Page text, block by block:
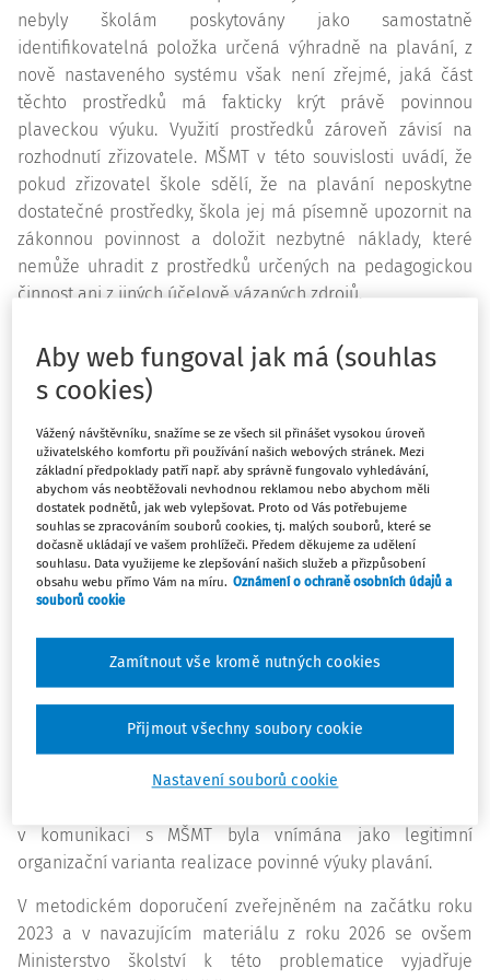
nebyly školám poskytovány jako samostatně
identifikovatelná položka určená výhradně na plavání, z
nově nastaveného systému však není zřejmé, jaká část
těchto prostředků má fakticky krýt právě povinnou
plaveckou výuku. Využití prostředků zároveň závisí na
rozhodnutí zřizovatele. MŠMT v této souvislosti uvádí, že
pokud zřizovatel škole sdělí, že na plavání neposkytne
dostatečné prostředky, škola jej má písemně upozornit na
zákonnou povinnost a doložit nezbytné náklady, které
nemůže uhradit z prostředků určených na pedagogickou
činnost ani z jiných účelově vázaných zdrojů.
Koncentrovaná výuka plavání
Debata o modelech výuky školního plavání se vede již
několik let. Na úvod je užitečné připomenout, že české
právní předpisy nerozlišují mezi dlouhodobou a
koncentrovanou formou výuky plavání a umožňují školám
využívat různé způsoby realizace. Ostatně i MŠMT ve své
komunikaci uvádí, že „právní rámec školám umožňuje
různé organizační formy a že žádný z nich není plošně
předepsán jako jediný správný“. Současně doplňuje, že při
posuzování konkrétní situace „je vždy nutné vycházet z
Pro kontext: po zavedení povinné výuky plavání v roce
jak požadovaný vzdělávací obsah naplnit. Vedle
klasického modelu pravidelného dojíždění na bazén
existovaly i modely koncentrované. Pobytová a
v komunikaci s MŠMT byla vnímána jako legitimní
organizační varianta realizace povinné výuky plavání.
V metodickém doporučení zveřejněném na začátku roku
2023 a v navazujícím materiálu z roku 2026 se ovšem
Ministerstvo školství k této problematice vyjadřuje
Aby web fungoval jak má (souhlas
s cookies)
Vážený návštěvníku, snažíme se ze všech sil přinášet vysokou úroveň
uživatelského komfortu při používání našich webových stránek. Mezi
základní předpoklady patří např. aby správně fungovalo vyhledávání,
abychom vás neobtěžovali nevhodnou reklamou nebo abychom měli
dostatek podnětů, jak web vylepšovat. Proto od Vás potřebujeme
souhlas se zpracováním souborů cookies, tj. malých souborů, které se
dočasně ukládají ve vašem prohlížeči. Předem děkujeme za udělení
souhlasu. Data využijeme ke zlepšování našich služeb a přizpůsobení
obsahu webu přímo Vám na míru. Oznámení o ochraně osobních údajů a
souborů cookie
Nastavení souborů cookie
Zamítnout vše kromě nutných cookies
Přijmout všechny soubory cookie